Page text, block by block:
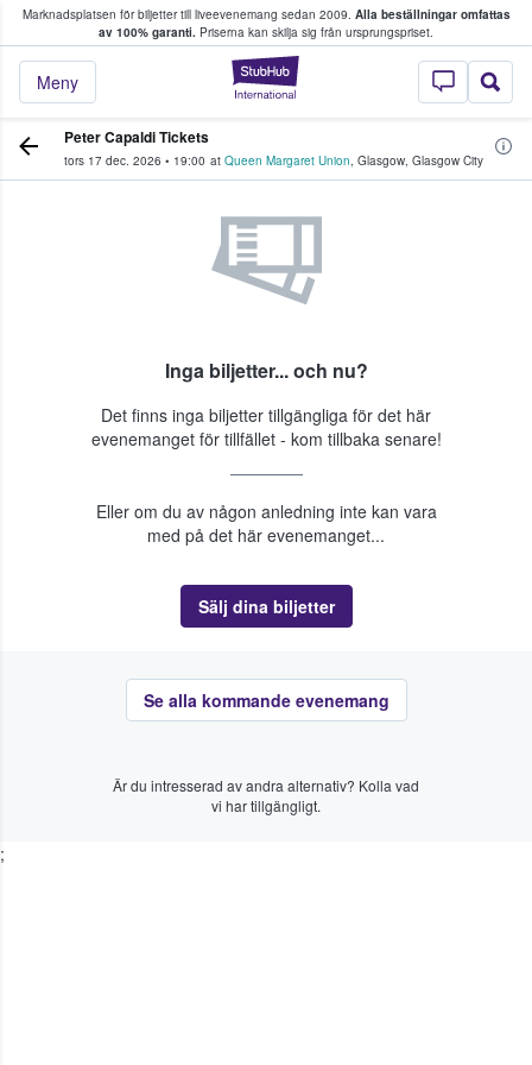
Marknadsplatsen för biljetter till liveevenemang sedan 2009. Alla beställningar omfattas
av 100% garanti. Priserna kan skilja sig från ursprungspriset.
StubHub – där
Meny
köper och säljer biljetter.
Peter Capaldi Tickets
tors 17 dec. 2026 • 19:00 at Queen Margaret Union, Glasgow, Glasgow City
Inga biljetter... och nu?
Det finns inga biljetter tillgängliga för det här
evenemanget för tillfället - kom tillbaka senare!
Eller om du av någon anledning inte kan vara
med på det här evenemanget...
Sälj dina biljetter
Se alla kommande evenemang
Är du intresserad av andra alternativ? Kolla vad
vi har tillgängligt.
;